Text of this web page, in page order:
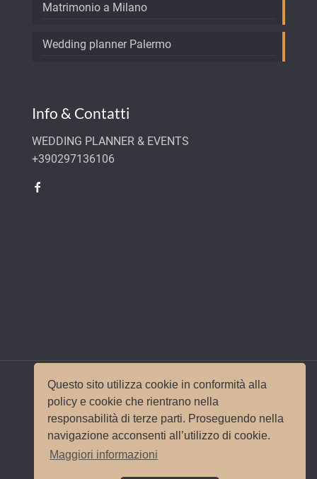
Questo sito utilizza cookie in conformità alla
policy e cookie che rientrano nella
responsabilità di terze parti. Proseguendo nella
navigazione acconsenti all’utilizzo di cookie.
Maggiori informazioni
Matrimonio a Milano
Wedding planner Palermo
Info & Contatti
WEDDING PLANNER & EVENTS
+390297136106
© 2017 Wedding Planner Milano Italy |Mappa del
sito|Privacy e Cookie PolicySito e
posizionamento realizzato dall'